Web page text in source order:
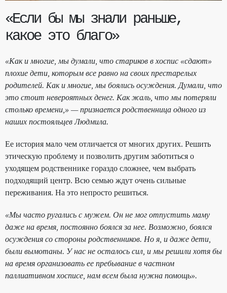
«Если бы мы знали раньше,
какое это благо»
«Как и многие, мы думали, что стариков в хоспис «сдают»
плохие дети, которым все равно на своих престарелых
родителей. Как и многие, мы боялись осуждения. Думали, что
это стоит невероятных денег. Как жаль, что мы потеряли
столько времени,» — признается родственница одного из
наших постояльцев Людмила.
Ее история мало чем отличается от многих других. Решить
этическую проблему и позволить другим заботиться о
уходящем родственнике гораздо сложнее, чем выбрать
подходящий центр. Всю семью ждут очень сильные
переживания. На это непросто решиться.
«Мы часто ругались с мужем. Он не мог отпустить маму
даже на время, постоянно боялся за нее. Возможно, боялся
осуждения со стороны родственников. Но я, и даже дети,
были вымотаны. У нас не осталось сил, и мы решили хотя бы
на время организовать ее пребывание в частном
паллиативном хосписе, нам всем была нужна помощь».